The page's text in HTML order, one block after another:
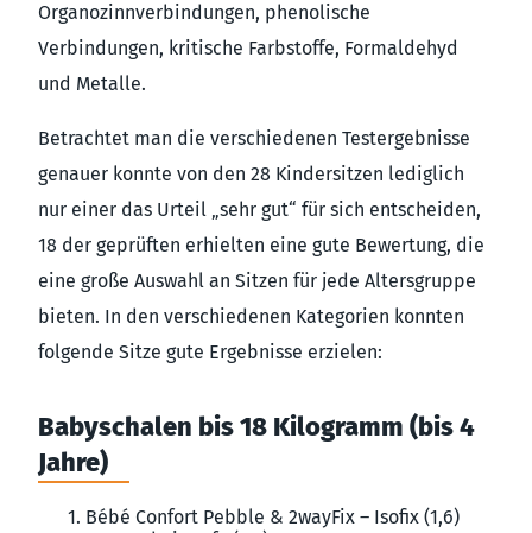
Organozinnverbindungen, phenolische
Verbindungen, kritische Farbstoffe, Formaldehyd
und Metalle.
Betrachtet man die verschiedenen Testergebnisse
genauer konnte von den 28 Kindersitzen lediglich
nur einer das Urteil „sehr gut“ für sich entscheiden,
18 der geprüften erhielten eine gute Bewertung, die
eine große Auswahl an Sitzen für jede Altersgruppe
bieten. In den verschiedenen Kategorien konnten
folgende Sitze gute Ergebnisse erzielen:
Babyschalen bis 18 Kilogramm (bis 4
Jahre)
Bébé Confort Pebble & 2wayFix – Isofix (1,6)